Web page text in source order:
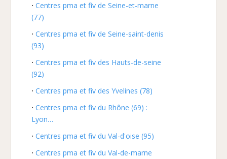
Centres pma et fiv de Seine-et-marne
(77)
Centres pma et fiv de Seine-saint-denis
(93)
Centres pma et fiv des Hauts-de-seine
(92)
Centres pma et fiv des Yvelines (78)
Centres pma et fiv du Rhône (69) :
Lyon…
Centres pma et fiv du Val-d'oise (95)
Centres pma et fiv du Val-de-marne